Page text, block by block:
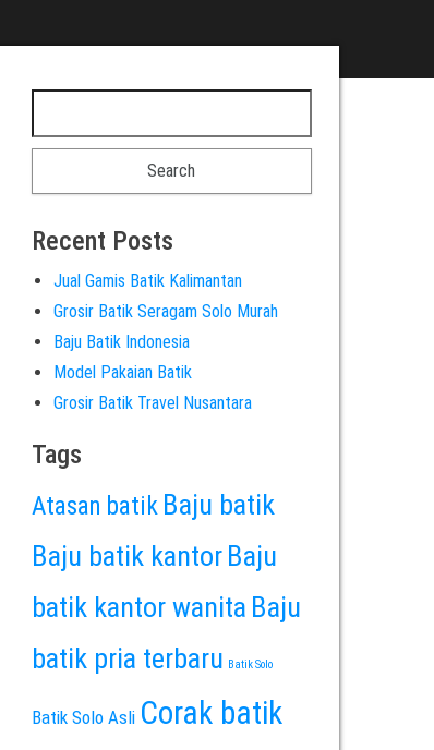
Recent Posts
Jual Gamis Batik Kalimantan
Grosir Batik Seragam Solo Murah
Baju Batik Indonesia
Model Pakaian Batik
Grosir Batik Travel Nusantara
Tags
Atasan batik Baju batik
Baju batik kantor Baju
batik kantor wanita Baju
batik pria terbaru Batik Solo
Batik Solo Asli Corak batik